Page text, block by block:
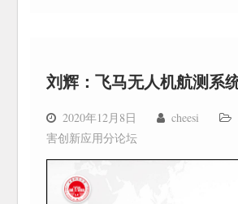
2020年12月8日 cheesi
害创新应用分论坛